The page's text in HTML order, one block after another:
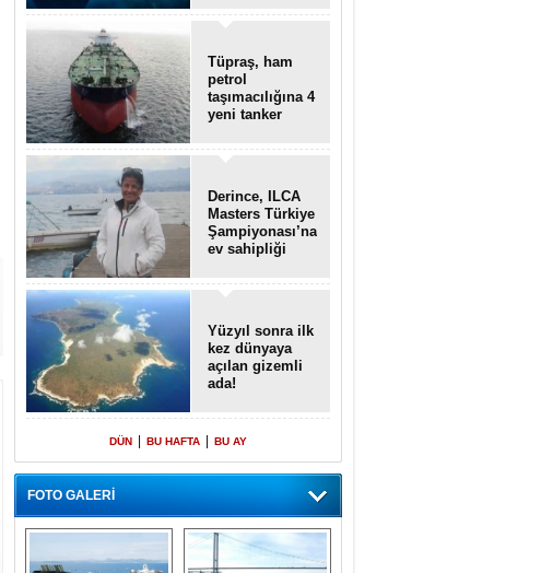
Tüpraş, ham
petrol
taşımacılığına 4
yeni tanker
Derince, ILCA
Masters Türkiye
Şampiyonası’na
ev sahipliği
Yüzyıl sonra ilk
kez dünyaya
açılan gizemli
ada!
DÜN BU HAFTA BU AY
FOTO GALERİ